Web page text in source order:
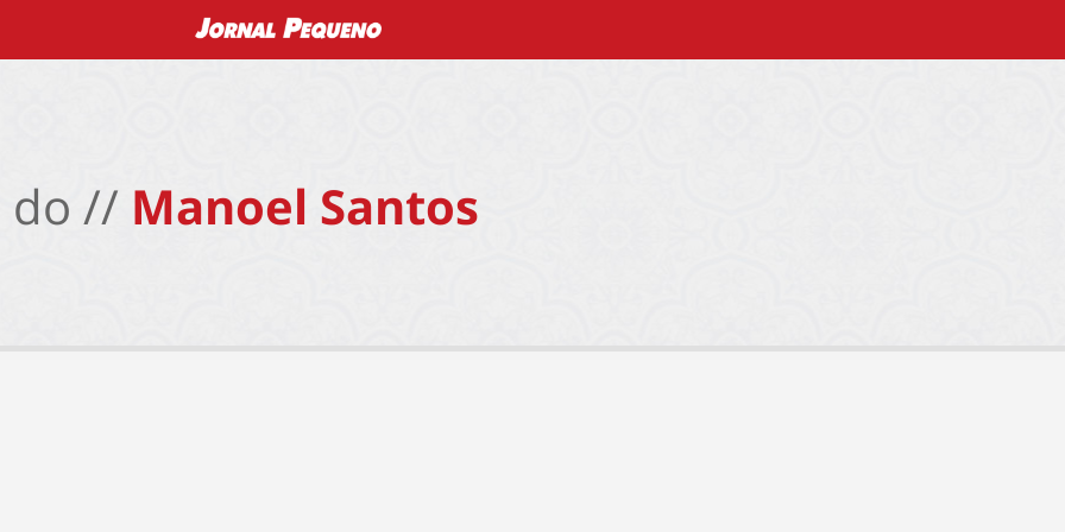
do // Manoel Santos